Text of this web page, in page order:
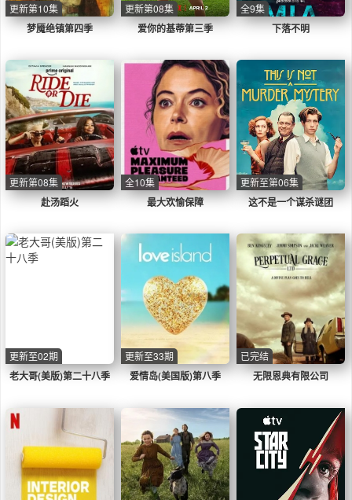
梦魇绝镇第四季
更新第10集
爱你的基蒂第三季
更新第08集
下落不明
全9集
赴汤蹈火
更新第08集
最大欢愉保障
全10集
这不是一个谋杀谜团
更新至第06集
老大哥(美版)第二十八季
更新至02期
爱情岛(美国版)第八季
更新至33期
无限恩典有限公司
已完结